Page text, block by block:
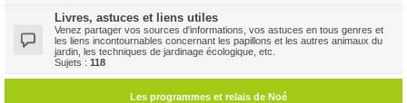
Livres, astuces et liens utiles
Venez partager vos sources d'informations, vos astuces en tous genres et
les liens incontournables concernant les papillons et les autres animaux du
jardin, les techniques de jardinage écologique, etc.
Sujets : 118
Les programmes et relais de Noé